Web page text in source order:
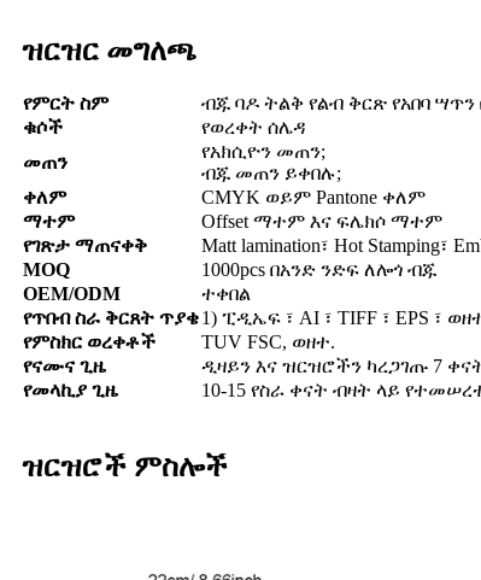
ዝርዝር መግለጫ
የምርት ስም
ብጁ ባዶ ትልቅ የልብ ቅርጽ የአበባ ሣጥን
ቁሶች
የወረቀት ሰሌዳ
መጠን
የአክሲዮን መጠን;
ብጁ መጠን ይቀበሉ;
ቀለም
CMYK ወይም Pantone ቀለም
ማተም
Offset ማተም እና ፍሌክሶ ማተም
የገጽታ ማጠናቀቅ
Matt lamination፣ Hot Stamping፣
MOQ
1000pcs በአንድ ንድፍ ለሎጎ ብጁ
OEM/ODM
ተቀበል
የጥበብ ስራ ቅርጸት ጥያቄ1) ፒዲኤፍ ፣ AI ፣ TIFF ፣ EPS ፣
የምስክር ወረቀቶች
TUV FSC, ወዘተ.
የናሙና ጊዜ
ዲዛይን እና ዝርዝሮችን ካረጋገጡ 7
የመላኪያ ጊዜ
10-15 የስራ ቀናት ብዛት ላይ
ዝርዝሮች ምስሎች